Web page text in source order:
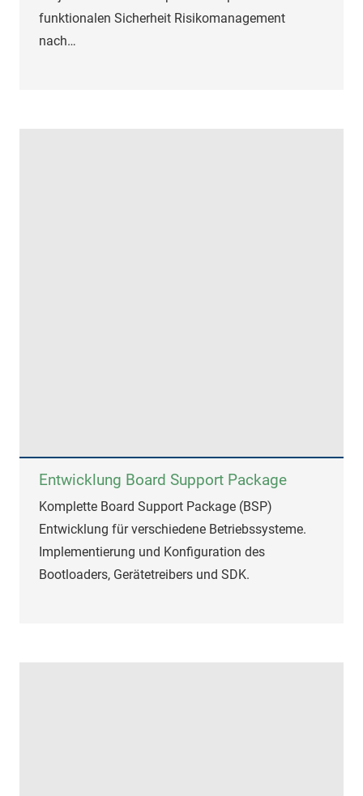
funktionalen Sicherheit Risikomanagement
nach…
Entwicklung Board Support Package
Komplette Board Support Package (BSP)
Entwicklung für verschiedene Betriebssysteme.
Implementierung und Konfiguration des
Bootloaders, Gerätetreibers und SDK.